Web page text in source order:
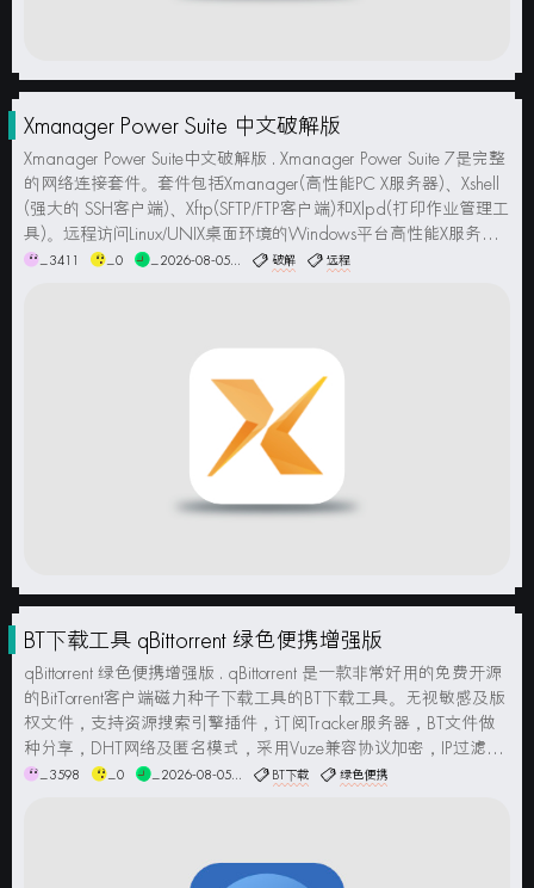
Xmanager Power Suite 中文破解版
Xmanager Power Suite中文破解版 . Xmanager Power Suite 7是完整
的网络连接套件。套件包括Xmanager(高性能PC X服务器)、Xshell
(强大的 SSH客户端)、Xftp(SFTP/FTP客户端)和Xlpd(打印作业管理工
具)。远程访问Linux/UNIX桌面环境的Windows平台高性能X服务
器。通...
_3411 _0 _2026-08-05... 破解 远程
BT下载工具 qBittorrent 绿色便携增强版
qBittorrent 绿色便携增强版 . qBittorrent 是一款非常好用的免费开源
的BitTorrent客户端磁力种子下载工具的BT下载工具。无视敏感及版
权文件，支持资源搜索引擎插件，订阅Tracker服务器，BT文件做
种分享，DHT网络及匿名模式，采用Vuze兼容协议加密，IP过滤用
的Ajax技术兼容Tracker及代理服务器，基于UP...
_3598 _0 _2026-08-05... BT下载 绿色便携